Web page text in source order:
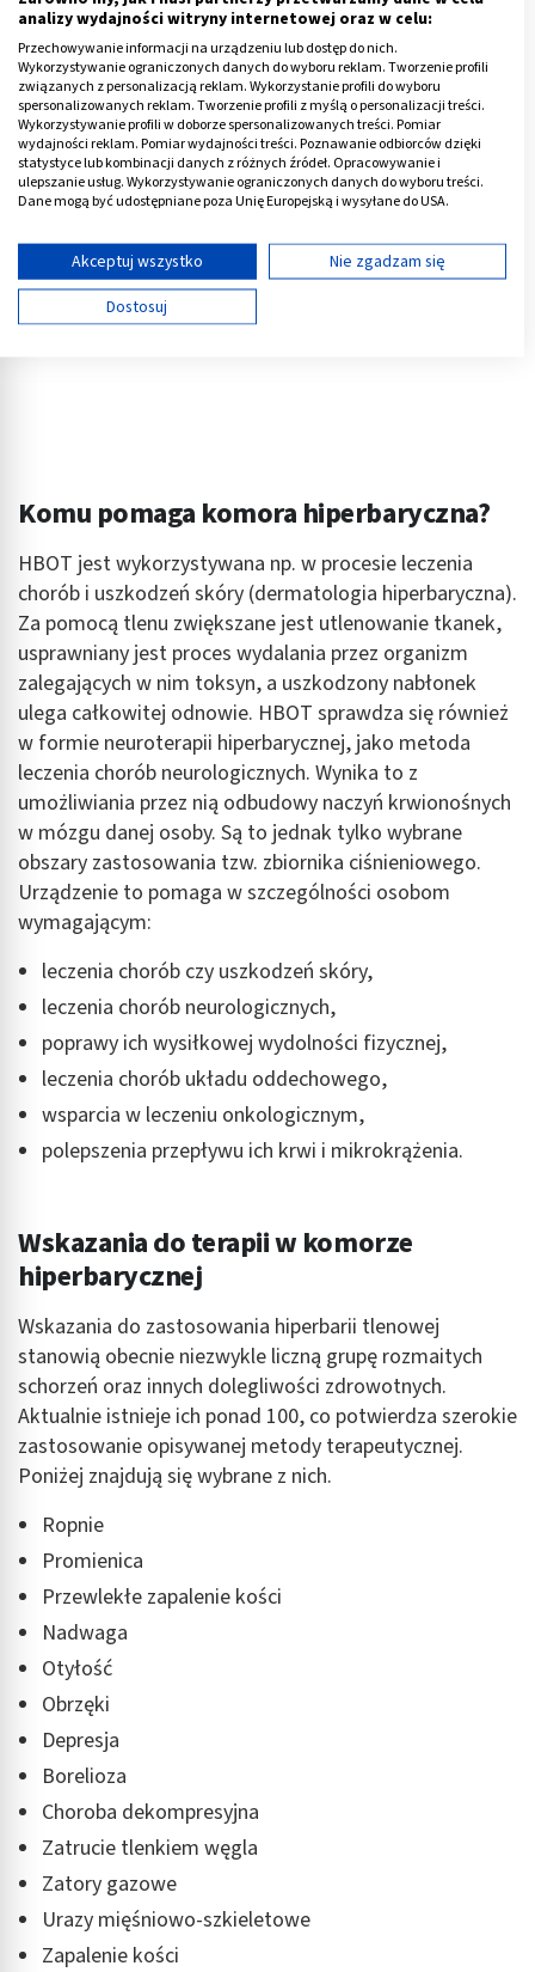
usprawnienie zapamiętywania,
polepszenie przemiany materii.
Reklama
Komu pomaga komora hiperbaryczna?
HBOT jest wykorzystywana np. w procesie leczenia
chorób i uszkodzeń skóry (dermatologia hiperbaryczna).
Za pomocą tlenu zwiększane jest utlenowanie tkanek,
usprawniany jest proces wydalania przez organizm
zalegających w nim toksyn, a uszkodzony nabłonek
ulega całkowitej odnowie. HBOT sprawdza się również
w formie neuroterapii hiperbarycznej, jako metoda
leczenia chorób neurologicznych. Wynika to z
umożliwiania przez nią odbudowy naczyń krwionośnych
w mózgu danej osoby. Są to jednak tylko wybrane
obszary zastosowania tzw. zbiornika ciśnieniowego.
Urządzenie to pomaga w szczególności osobom
wymagającym:
leczenia chorób czy uszkodzeń skóry,
leczenia chorób neurologicznych,
poprawy ich wysiłkowej wydolności fizycznej,
leczenia chorób układu oddechowego,
wsparcia w leczeniu onkologicznym,
polepszenia przepływu ich krwi i mikrokrążenia.
Wskazania do terapii w komorze
hiperbarycznej
Wskazania do zastosowania hiperbarii tlenowej
stanowią obecnie niezwykle liczną grupę rozmaitych
schorzeń oraz innych dolegliwości zdrowotnych.
Aktualnie istnieje ich ponad 100, co potwierdza szerokie
zastosowanie opisywanej metody terapeutycznej.
Poniżej znajdują się wybrane z nich.
Ropnie
Promienica
Przewlekłe zapalenie kości
Nadwaga
Otyłość
Obrzęki
Depresja
Borelioza
Choroba dekompresyjna
Zatrucie tlenkiem węgla
Zatory gazowe
Urazy mięśniowo-szkieletowe
Zapalenie kości
analizy wydajności witryny internetowej oraz w celu:
Przechowywanie informacji na urządzeniu lub dostęp do nich.
Wykorzystywanie ograniczonych danych do wyboru reklam. Tworzenie profili
związanych z personalizacją reklam. Wykorzystanie profili do wyboru
spersonalizowanych reklam. Tworzenie profili z myślą o personalizacji treści.
Wykorzystywanie profili w doborze spersonalizowanych treści. Pomiar
wydajności reklam. Pomiar wydajności treści. Poznawanie odbiorców dzięki
statystyce lub kombinacji danych z różnych źródeł. Opracowywanie i
ulepszanie usług. Wykorzystywanie ograniczonych danych do wyboru treści.
Dane mogą być udostępniane poza Unię Europejską i wysyłane do USA.
Wyświetl listę partnerów (11 dostawców IAB)
Używamy Twoich danych w następujących celach:
Cele przetwarzania IAB:
reklam
Wykorzystanie profili do wyboru
spersonalizowanych reklam
Tworzenie profili w celu personalizacji treści
Wykorzystywanie profili w celu doboru
spersonalizowanych treści
Pomiar efektywności reklam
Pomiar efektywności treści
Rozumienie odbiorców dzięki statystyce lub
kombinacji danych z różnych źródeł
Rozwój i ulepszanie usług
Wykorzystywanie ograniczonych danych do
Funkcje specjalne IAB:
Użycie dokładnych danych geolokalizacyjnych
Identyfikowanie urządzeń na podstawie
Wydajność (Performance)
Akceptuj wszystko
Nie zgadzam się
Dostosuj